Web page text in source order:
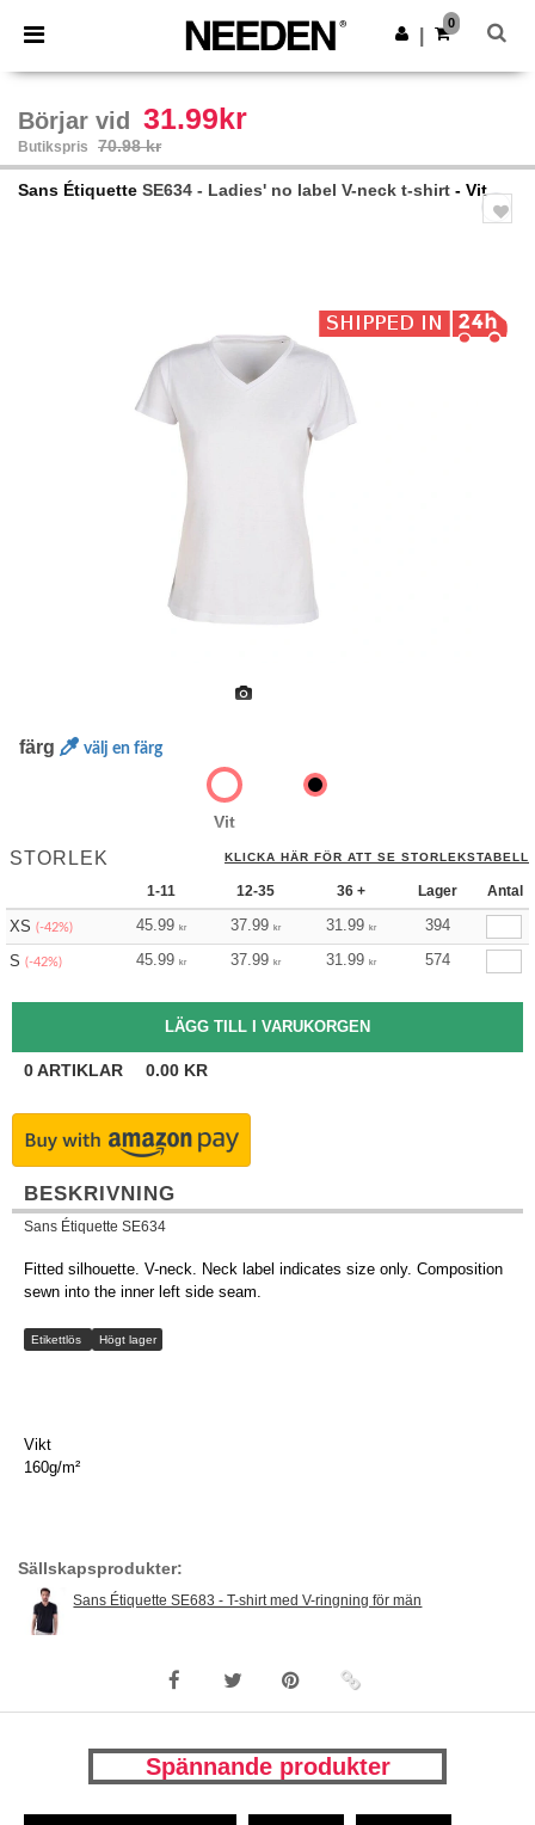
× Needen-app
Bättre priser i appen!
Hämta app
0
Börjar vid 31.99kr
Butikspris 70.98 kr
Sans Étiquette SE634 - Ladies' no label V-neck t-shirt - Vit
färg välj en färg
Vit
STORLEK KLICKA HÄR FÖR ATT SE STORLEKSTABELL
1-11 12-35 36 + Lager Antal
XS (-42%) 45.99 kr 37.99 kr 31.99 kr
394
S (-42%) 45.99 kr 37.99 kr 31.99 kr 574
0ARTIKLAR 0.00 KR
BESKRIVNING
Sans Étiquette SE634
Fitted silhouette. V-neck. Neck label indicates size only. Composition
sewn into the inner left side seam.
Etikettlös Högt lager
Vikt
160g/m²
Sällskapsprodukter:
Sans Étiquette SE683 - T-shirt med V-ringning för män
Spännande produkter